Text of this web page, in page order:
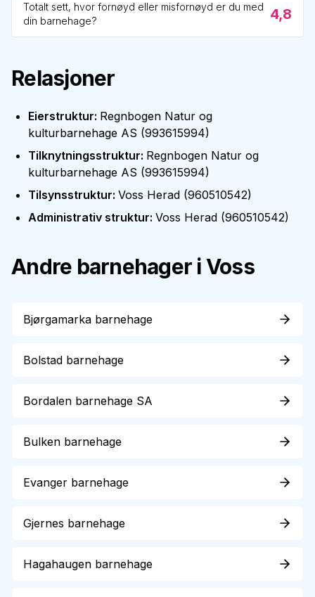
Totalt sett, hvor fornøyd eller misfornøyd er du med
din barnehage?
4,8
Relasjoner
Eierstruktur: Regnbogen Natur og
kulturbarnehage AS (993615994)
Tilknytningsstruktur: Regnbogen Natur og
kulturbarnehage AS (993615994)
Tilsynsstruktur: Voss Herad (960510542)
Administrativ struktur: Voss Herad (960510542)
Andre barnehager iVoss
Bjørgamarka barnehage
Bolstad barnehage
Bordalen barnehage SA
Bulken barnehage
Evanger barnehage
Gjernes barnehage
Hagahaugen barnehage